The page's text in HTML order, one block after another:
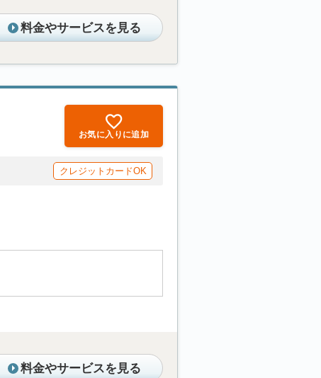
料金やサービスを見る
お気に入りに追加
クレジットカードOK
料金やサービスを見る